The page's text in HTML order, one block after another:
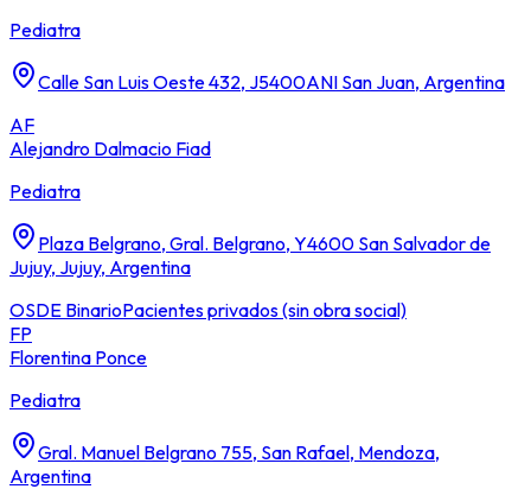
Pediatra
Calle San Luis Oeste 432, J5400ANI San Juan, Argentina
AF
Alejandro Dalmacio Fiad
Pediatra
Plaza Belgrano, Gral. Belgrano, Y4600 San Salvador de
Jujuy, Jujuy, Argentina
OSDE BinarioPacientes privados (sin obra social)
FP
Florentina Ponce
Pediatra
Gral. Manuel Belgrano 755, San Rafael, Mendoza,
Argentina